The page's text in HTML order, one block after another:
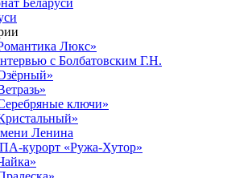
Беларуси
Люкс»
с Болбатовским Г.Н.
ключи»
Ленина
курорт «Ружа-Хутор»